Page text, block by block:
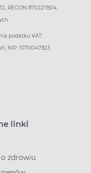
REGON 870227804,
podatku VAT:
NIP: 1070047823
linki
zdrowiu